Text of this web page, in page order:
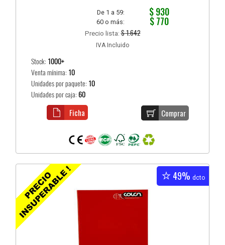
De 1 a 59: $ 930
60 o más: $ 770
Precio lista:$ 1.642
IVA Incluido
Stock: 1000+
Venta mínima: 10
Unidades por paquete: 10
Unidades por caja: 60
Comprar
Ficha
49% dcto